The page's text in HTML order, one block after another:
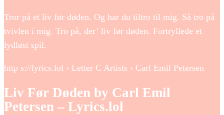
Tror på et liv før døden. Og har du tiltro til mig. Så tro på
tvivlen i mig. Tro på, der’ liv før døden. Fortryllede et
lydløst spil.
http s://lyrics.lol › Letter C Artists › Carl Emil Petersen
Liv Før Døden by Carl Emil
Petersen – Lyrics.lol